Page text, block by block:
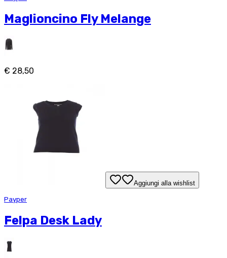
Maglioncino Fly Melange
€ 28,50
Aggiungi alla wishlist
Payper
Felpa Desk Lady